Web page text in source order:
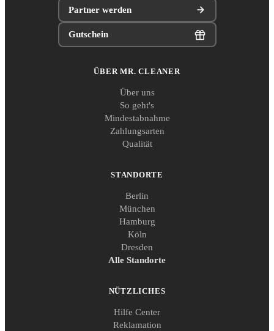
Partner werden
Gutschein
ÜBER MR. CLEANER
Über uns
So geht's
Mindestabnahme
Zahlungsarten
Qualität
STANDORTE
Berlin
München
Hamburg
Köln
Dresden
Alle Standorte
NÜTZLICHES
Hilfe Center
Reklamation